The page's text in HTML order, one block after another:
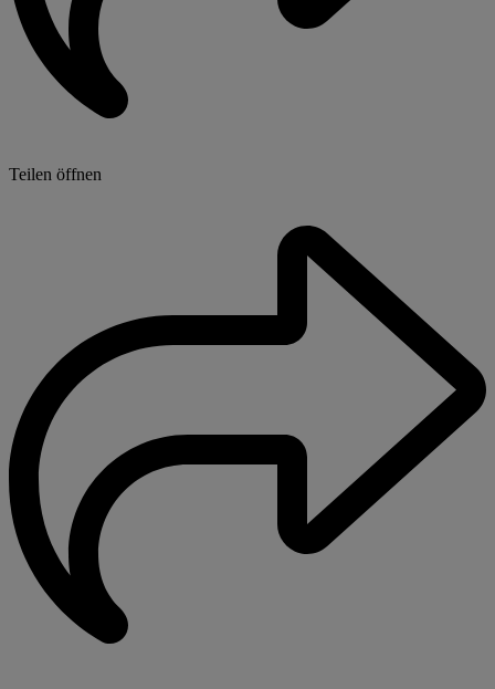
Teilen öffnen